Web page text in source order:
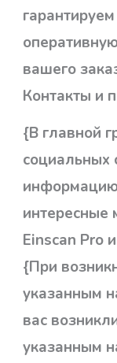
вашего
Контакты и
{В главной
социальных
интересные
Einscan Pro
{При
указанным
вас
указанным